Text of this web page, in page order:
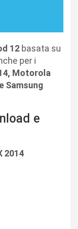
12 basata su
per i
Motorola
Samsung
e
2014